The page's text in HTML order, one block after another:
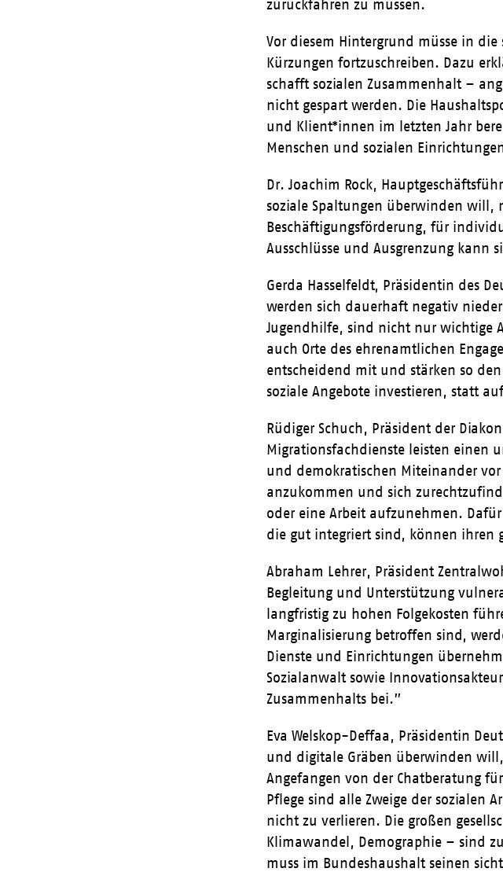
zurückfahren zu müssen.
Vor diesem Hintergrund müsse in
Kürzungen fortzuschreiben. Dazu
schafft sozialen Zusammenhalt –
nicht gespart werden. Die
und Klient*innen im letzten Jahr
Menschen und sozialen
Dr. Joachim Rock,
soziale Spaltungen überwinden will,
Beschäftigungsförderung, für
Ausschlüsse und Ausgrenzung kann
Gerda Hasselfeldt, Präsidentin des
werden sich dauerhaft negativ
Jugendhilfe, sind nicht nur wichtige
auch Orte des ehrenamtlichen
entscheidend mit und stärken so
soziale Angebote investieren, statt
Rüdiger Schuch, Präsident der
Migrationsfachdienste leisten einen
und demokratischen Miteinander
anzukommen und sich
oder eine Arbeit aufzunehmen.
die gut integriert sind, können ihren
Abraham Lehrer, Präsident
Begleitung und Unterstützung
langfristig zu hohen Folgekosten
Marginalisierung betroffen sind,
Dienste und Einrichtungen
Sozialanwalt sowie
Zusammenhalts bei.”
Eva Welskop-Deffaa, Präsidentin
und digitale Gräben überwinden
Angefangen von der Chatberatung
Pflege sind alle Zweige der sozialen
nicht zu verlieren. Die großen
Klimawandel, Demographie – sind
muss im Bundeshaushalt seinen